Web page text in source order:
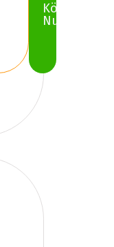
Köp
Nu